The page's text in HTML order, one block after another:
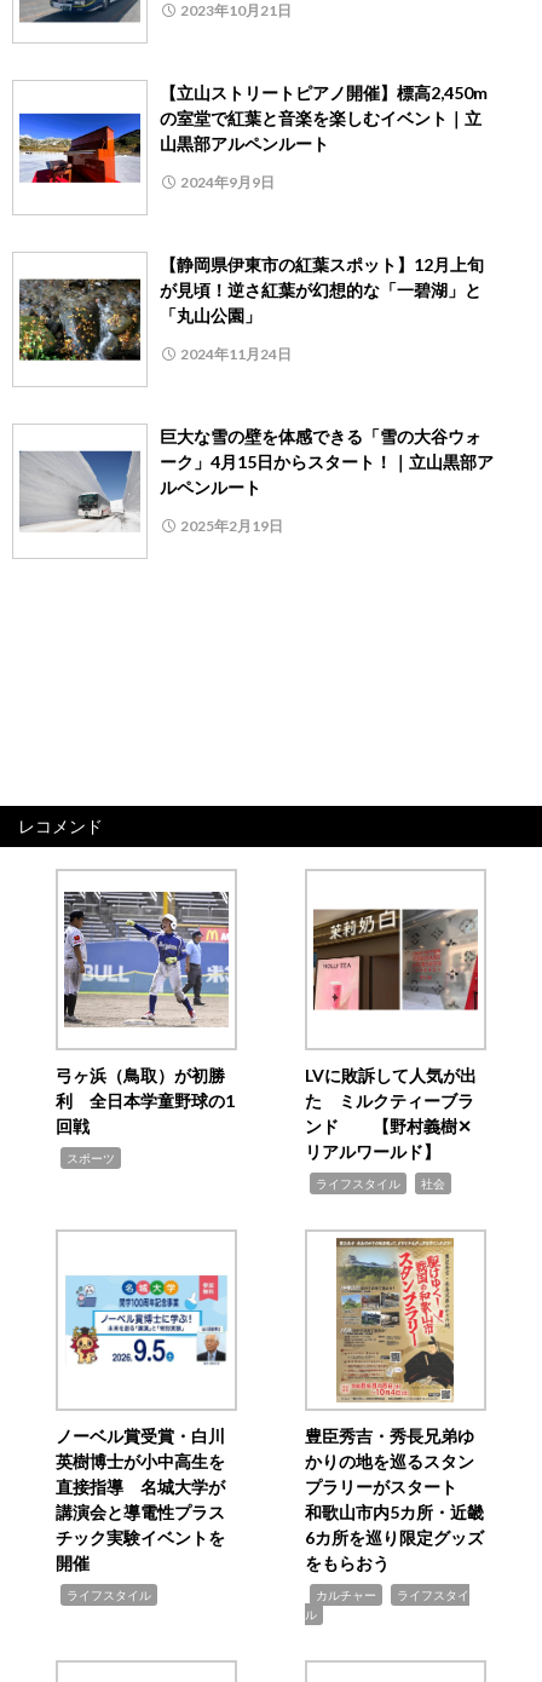
2023年10月21日
【立山ストリートピアノ開催】標高2,450m
の室堂で紅葉と音楽を楽しむイベント｜立
山黒部アルペンルート
2024年9月9日
【静岡県伊東市の紅葉スポット】12月上旬
が見頃！逆さ紅葉が幻想的な「一碧湖」と
「丸山公園」
2024年11月24日
巨大な雪の壁を体感できる「雪の大谷ウォ
ーク」4月15日からスタート！｜立山黒部ア
ルペンルート
2025年2月19日
レコメンド
弓ヶ浜（鳥取）が初勝
利 全日本学童野球の1
回戦
スポーツ
LVに敗訴して人気が出
た ミルクティーブラ
ンド 【野村義樹✕
リアルワールド】
ライフスタイル 社会
ノーベル賞受賞・白川
英樹博士が小中高生を
直接指導 名城大学が
講演会と導電性プラス
チック実験イベントを
開催
ライフスタイル
豊臣秀吉・秀長兄弟ゆ
かりの地を巡るスタン
プラリーがスタート
和歌山市内5カ所・近畿
6カ所を巡り限定グッズ
をもらおう
カルチャー
ライフスタイ
ル